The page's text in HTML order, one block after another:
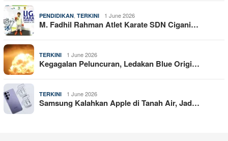
PENDIDIKAN TERKINI 1 June 2026
M. Fadhil Rahman Atlet Karate SDN Cigani…
TERKINI 1 June 2026
Kegagalan Peluncuran, Ledakan Blue Origi…
TERKINI 1 June 2026
Samsung Kalahkan Apple di Tanah Air, Jad…